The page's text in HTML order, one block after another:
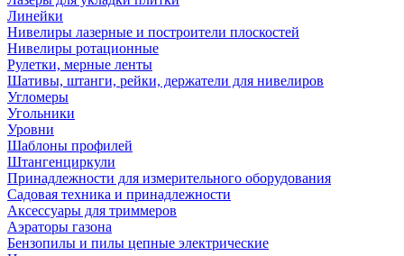
Линейки
Нивелиры лазерные и построители плоскостей
Нивелиры ротационные
Рулетки, мерные ленты
Шативы, штанги, рейки, держатели для нивелиров
Угломеры
Угольники
Уровни
Шаблоны профилей
Штангенциркули
Принадлежности для измерительного оборудования
Садовая техника и принадлежности
Аксессуары для триммеров
Аэраторы газона
Бензопилы и пилы цепные электрические